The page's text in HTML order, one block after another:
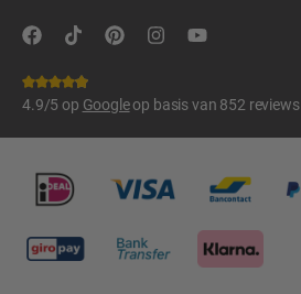
4.9/5 op Googleop basis van 852 reviews